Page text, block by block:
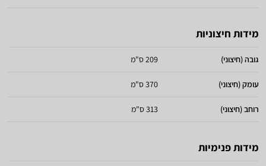
מידות חיצוניות
גובה (חיצוני) 209 ס"מ
עומק (חיצוני) 370 ס"מ
רוחב (חיצוני) 313 ס"מ
מידות פנימיות